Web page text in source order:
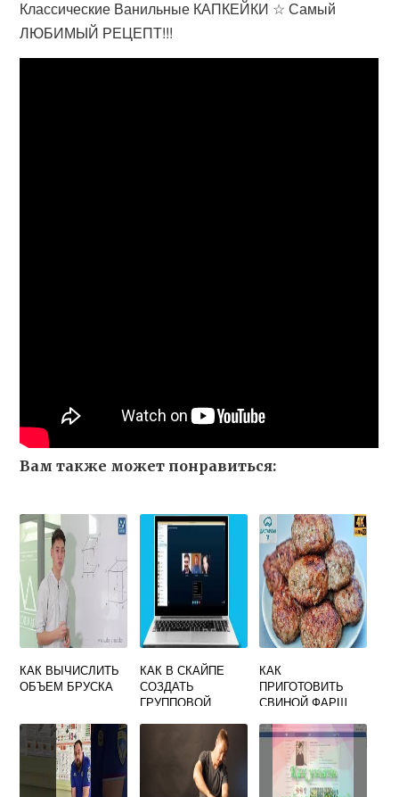
Классические Ванильные КАПКЕЙКИ ☆ Самый
ЛЮБИМЫЙ РЕЦЕПТ!!!
Вам также может понравиться:
КАК ВЫЧИСЛИТЬ
ОБЪЕМ БРУСКА
КАК В СКАЙПЕ
СОЗДАТЬ
ГРУППОВОЙ
КАК
ПРИГОТОВИТЬ
СВИНОЙ ФАРШ